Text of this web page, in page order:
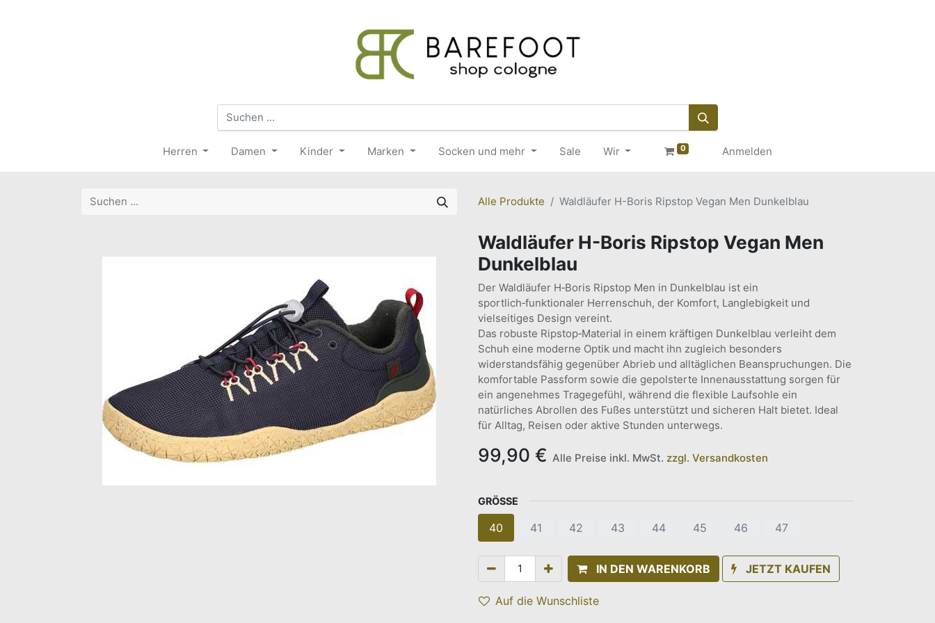
Herren Damen Kinder Marken Socken und mehr Sale Wir 0 Anmelden
Alle Produkte Waldläufer H-Boris Ripstop Vegan Men Dunkelblau
Waldläufer H-Boris Ripstop Vegan Men
Dunkelblau
Der Waldläufer H‑Boris Ripstop Men in Dunkelblau ist ein
sportlich‑funktionaler Herrenschuh, der Komfort, Langlebigkeit und
vielseitiges Design vereint.
Das robuste Ripstop‑Material in einem kräftigen Dunkelblau verleiht dem
Schuh eine moderne Optik und macht ihn zugleich besonders
widerstandsfähig gegenüber Abrieb und alltäglichen Beanspruchungen. Die
komfortable Passform sowie die gepolsterte Innenausstattung sorgen für
ein angenehmes Tragegefühl, während die flexible Laufsohle ein
natürliches Abrollen des Fußes unterstützt und sicheren Halt bietet. Ideal
für Alltag, Reisen oder aktive Stunden unterwegs.
99,90 € Alle Preise inkl. MwSt. zzgl. Versandkosten
GRÖSSE
40 41 42 43 44 45 46 47
IN DEN WARENKORB JETZT KAUFEN
Auf die Wunschliste